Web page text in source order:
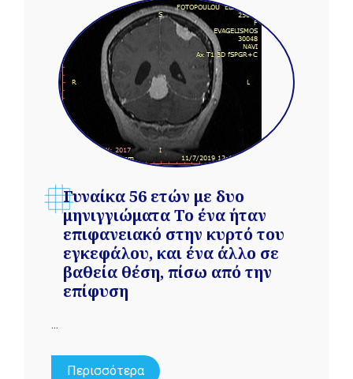
Γυναίκα 56 ετών με δυο
μηνιγγιώματα Το ένα ήταν
επιφανειακό στην κυρτό του
εγκεφάλου, και ένα άλλο σε
βαθεία θέση, πίσω από την
επίφυση
...
Περισσότερα